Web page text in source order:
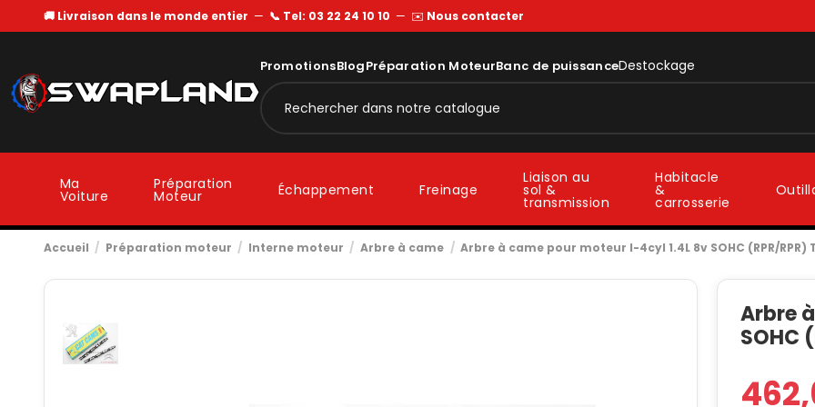
🚚 Livraison dans le monde entier — 📞 Tel: 03 22 24 10 10 — ✉️ Nous contacter
PromotionsBlogPréparation MoteurBanc de puissanceDestockage
Ma
Voiture
Préparation
Moteur Échappement Freinage
Liaison au
sol &
transmission
Habitacle
&
carrosserie
Accueil Préparation moteur Interne moteur Arbre à came Arbre à came pour moteur I-4cyl 1.4L 8v SOHC (RPR/RPR)
Arbre
SOHC